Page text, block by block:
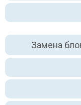
Замена